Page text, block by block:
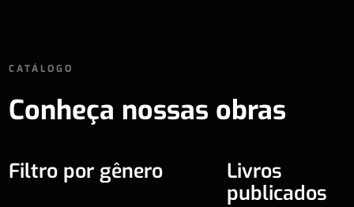
CATÁLOGO
Conheça nossas obras
Filtro por gênero
Livros
publicados